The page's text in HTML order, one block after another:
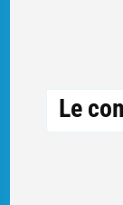
Le